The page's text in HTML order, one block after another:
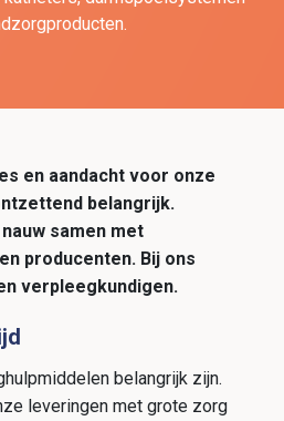
en aandacht voor onze
belangrijk.
samen met
producenten. Bij ons
verpleegkundigen.
belangrijk zijn.
leveringen met grote zorg